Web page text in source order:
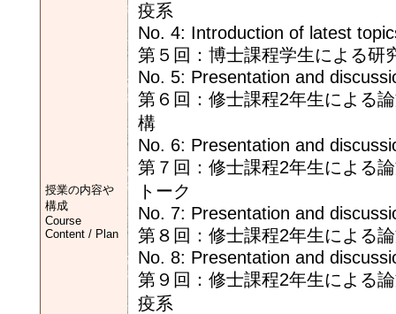
授業の内容や
構成
Course
Content / Plan
疫系
No. 4: Introduction of latest
第５回：博士課程学生による研
No. 5: Presentation and
第６回：修士課程2年生による
構
No. 6: Presentation and
第７回：修士課程2年生による
トーク
No. 7: Presentation and
第８回：修士課程2年生による
No. 8: Presentation and
第９回：修士課程2年生による
疫系